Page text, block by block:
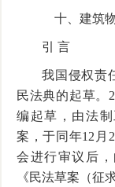
十、建筑
引 言
我国侵权责
民法典的起草。
编起草，由法
案，于同年12月
会进行审议后
《民法草案（征